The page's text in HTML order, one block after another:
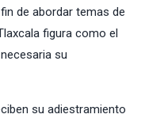
de abordar temas de
figura como el
su
su adiestramiento